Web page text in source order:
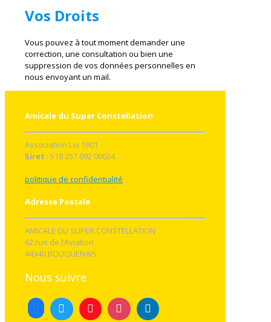
Vos Droits
Vous pouvez à tout moment demander une
correction, une consultation ou bien une
suppression de vos données personnelles en
nous envoyant un mail.
Amicale du Super Constellation
Association Loi 1901
Siret : 518 257 092 00024
politique de confidentialité
Adresse Postale
AMICALE DU SUPER CONSTELLATION
62 rue de l’Aviation
44340 BOUGUENAIS
Nous suivre